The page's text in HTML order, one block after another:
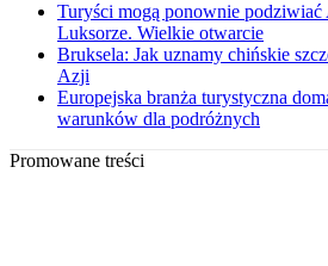
Turyści mogą ponownie
Luksorze. Wielkie otwarcie
Bruksela: Jak uznamy chińskie
Azji
Europejska branża turystyczna
warunków dla podróżnych
Promowane treści